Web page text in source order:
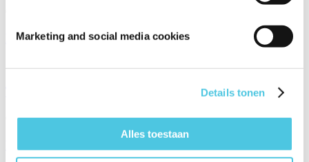
Marketing and social media cookies
Details tonen
Alles toestaan
Limonades: fris, zomers en zelfgemaakt!
Tosti Time: Van Klassiek tot Creatief
03/04/2024